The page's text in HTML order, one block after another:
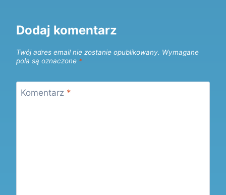
Dodaj komentarz
Twój adres email nie zostanie opublikowany. Wymagane
pola są oznaczone *
Komentarz *